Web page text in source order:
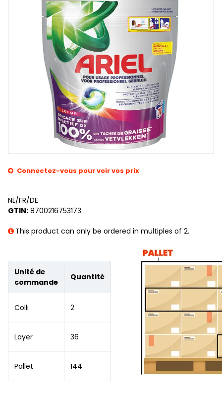
Connectez-vous pour voir vos prix
NL/FR/DE
GTIN: 8700216753173
This product can only be ordered in multiples of 2.
Unité de
commande
Quantité
Colli 2
Layer 36
Pallet 144